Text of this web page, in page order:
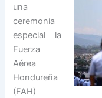
una
ceremonia
especial la
Fuerza
Aérea
Hondureña
(FAH)